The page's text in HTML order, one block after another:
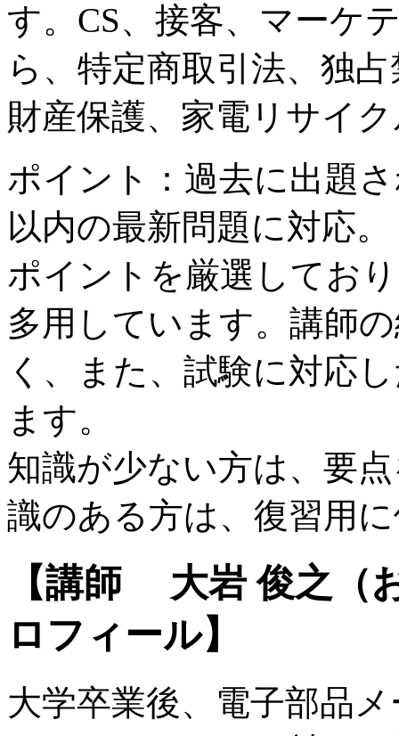
す。CS、接客、マーケ
ら、特定商取引法、独
財産保護、家電リサイ
ポイント：過去に出題
以内の最新問題に対応。
ポイントを厳選してお
多用しています。講師
く、また、試験に対応
ます。
知識が少ない方は、要
識のある方は、復習用
【講師 大岩 俊之
ロフィール】
大学卒業後、電子部品